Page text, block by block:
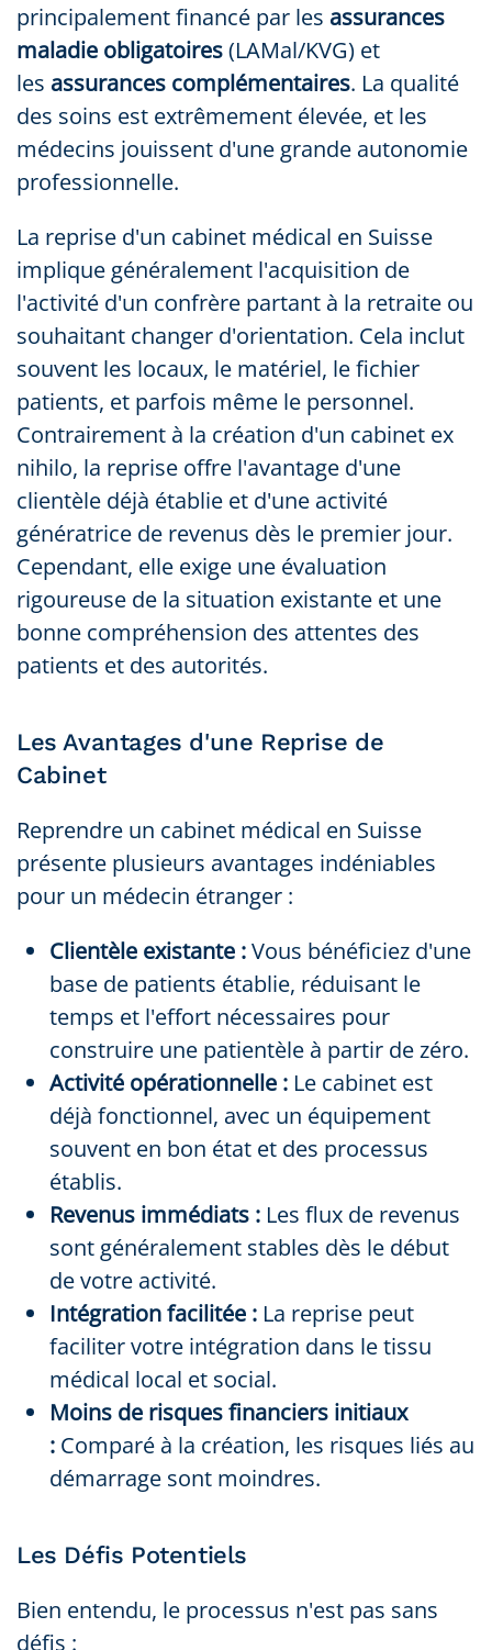
principalement financé par les assurances
maladie obligatoires(LAMal/KVG) et
les assurances complémentaires. La qualité
des soins est extrêmement élevée, et les
médecins jouissent d'une grande autonomie
professionnelle.
La reprise d'un cabinet médical en Suisse
implique généralement l'acquisition de
l'activité d'un confrère partant à la retraite ou
souhaitant changer d'orientation. Cela inclut
souvent les locaux, le matériel, le fichier
patients, et parfois même le personnel.
Contrairement à la création d'un cabinet ex
nihilo, la reprise offre l'avantage d'une
clientèle déjà établie et d'une activité
génératrice de revenus dès le premier jour.
Cependant, elle exige une évaluation
rigoureuse de la situation existante et une
bonne compréhension des attentes des
patients et des autorités.
Les Avantages d'une Reprise de
Cabinet
Reprendre un cabinet médical en Suisse
présente plusieurs avantages indéniables
pour un médecin étranger :
Clientèle existante :Vous bénéficiez d'une
base de patients établie, réduisant le
temps et l'effort nécessaires pour
construire une patientèle à partir de zéro.
Activité opérationnelle : Le cabinet est
déjà fonctionnel, avec un équipement
souvent en bon état et des processus
établis.
Revenus immédiats : Les flux de revenus
sont généralement stables dès le début
de votre activité.
Intégration facilitée : La reprise peut
faciliter votre intégration dans le tissu
médical local et social.
Moins de risques financiers initiaux
: Comparé à la création, les risques liés au
démarrage sont moindres.
Les Défis Potentiels
Bien entendu, le processus n'est pas sans
défis :